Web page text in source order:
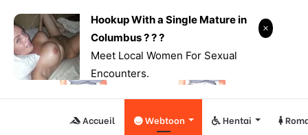
Accueil Webtoon Hentai
Hookup With a Single Mature in
Columbus ? ? ?
Meet Local Women For Sexual
Encounters.